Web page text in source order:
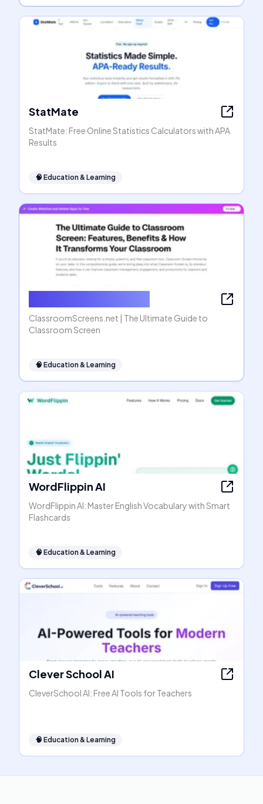
StatMate
StatMate: Free Online Statistics Calculators with APA
Results
🧠 Education & Learning
ClassroomScreens.net | The Ultimate Guide to
Classroom Screen
🧠 Education & Learning
WordFlippin AI
WordFlippin AI: Master English Vocabulary with Smart
Flashcards
🧠 Education & Learning
Clever School AI
CleverSchool AI: Free AI Tools for Teachers
🧠 Education & Learning